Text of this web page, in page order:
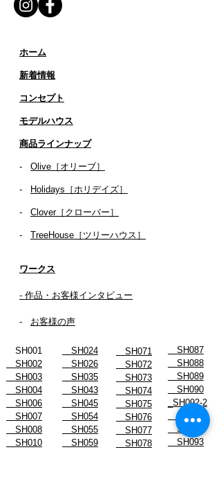
ホーム
新着情報
コンセプト
​​モデルハウス
商品ラインナップ
- Olive［オリーブ］
- Holidays［ホリデイズ］
- ​ Clover［クローバー］
- TreeHouse［ツリーハウス］
ワークス
- 作品・お客様インタビュー
- お客様の声
SH001
SH002
SH003
SH004
SH006
SH007
SH008
SH010
SH024
SH026
SH035
SH043
SH045
SH054
SH055
SH059
SH071
SH072
SH073
SH074
SH075
SH076
SH077
SH078
SH087
SH088
SH089
SH090
_SH092-2
SH091
SH092
SH093